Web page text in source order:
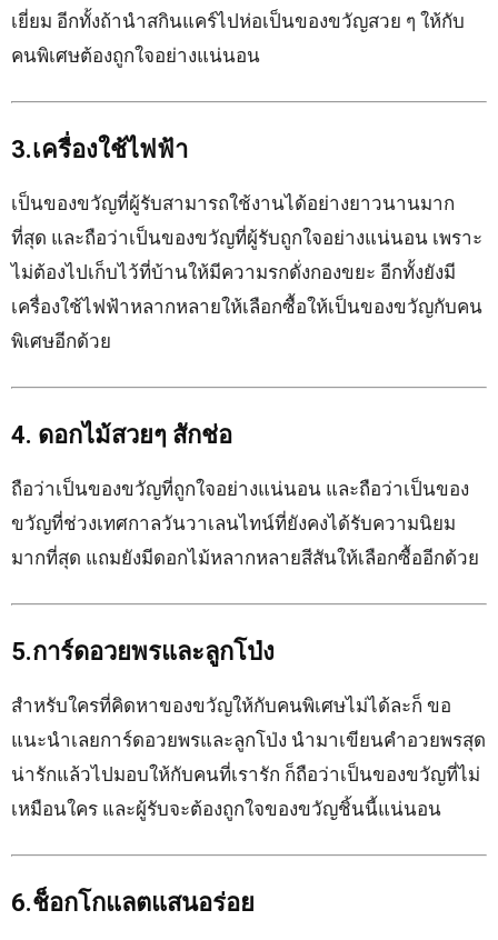
เยี่ยม อีกทั้งถ้านำสกินแคร์ไปห่อเป็นของขวัญสวย ๆ ให้กับ
คนพิเศษต้องถูกใจอย่างแน่นอน
3.เครื่องใช้ไฟฟ้า
เป็นของขวัญที่ผู้รับสามารถใช้งานได้อย่างยาวนานมาก
ที่สุด และถือว่าเป็นของขวัญที่ผู้รับถูกใจอย่างแน่นอน เพราะ
ไม่ต้องไปเก็บไว้ที่บ้านให้มีความรกดั่งกองขยะ อีกทั้งยังมี
เครื่องใช้ไฟฟ้าหลากหลายให้เลือกซื้อให้เป็นของขวัญกับคน
พิเศษอีกด้วย
4. ดอกไม้สวยๆ สักช่อ
ถือว่าเป็นของขวัญที่ถูกใจอย่างแน่นอน และถือว่าเป็นของ
ขวัญที่ช่วงเทศกาลวันวาเลนไทน์ที่ยังคงได้รับความนิยม
มากที่สุด แถมยังมีดอกไม้หลากหลายสีสันให้เลือกซื้ออีกด้วย
5.การ์ดอวยพรและลูกโป่ง
สำหรับใครที่คิดหาของขวัญให้กับคนพิเศษไม่ได้ละก็ ขอ
แนะนำเลยการ์ดอวยพรและลูกโป่ง นำมาเขียนคำอวยพรสุด
น่ารักแล้วไปมอบให้กับคนที่เรารัก ก็ถือว่าเป็นของขวัญที่ไม่
เหมือนใคร และผู้รับจะต้องถูกใจของขวัญชิ้นนี้แน่นอน
6.ช็อกโกแลตแสนอร่อย